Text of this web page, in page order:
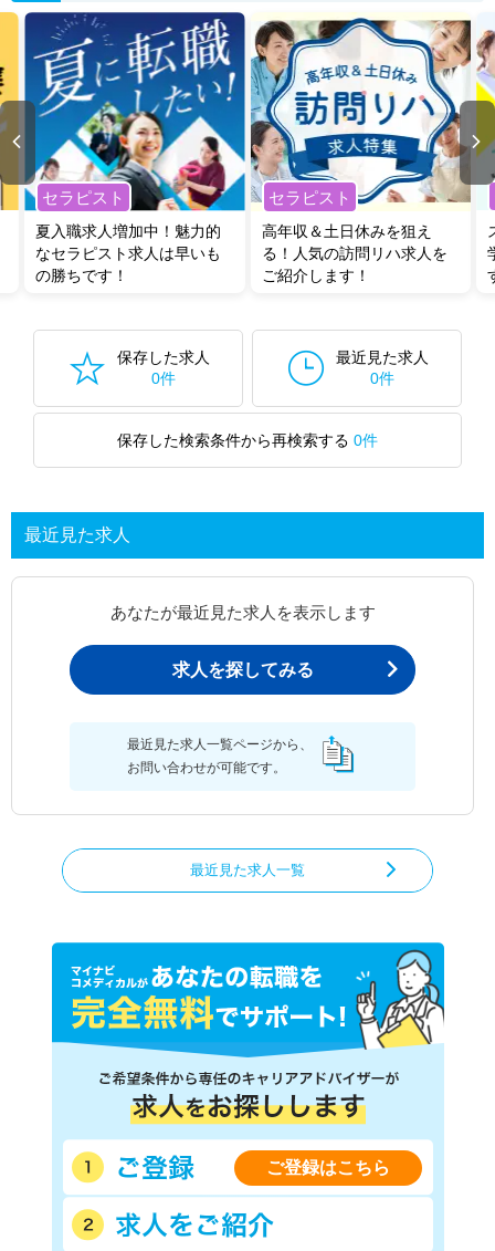
セラピスト
夏入職求人増加中！魅力的
なセラピスト求人は早いも
の勝ちです！
セラピスト
高年収＆土日休みを狙え
る！人気の訪問リハ求人を
ご紹介します！
保存した求人
0件
最近見た求人
0件
保存した検索条件から再検索する 0件
最近見た求人
あなたが最近見た求人を表示します
求人を探してみる
最近見た求人一覧ページから、
お問い合わせが可能です。
最近見た求人一覧
ご登録はこちら